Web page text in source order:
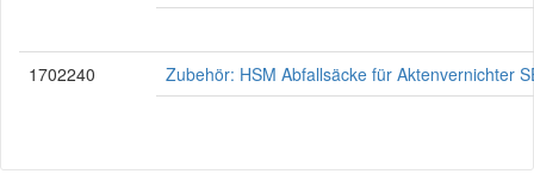
1702240 Zubehör: HSM Abfallsäcke für Aktenvernichter